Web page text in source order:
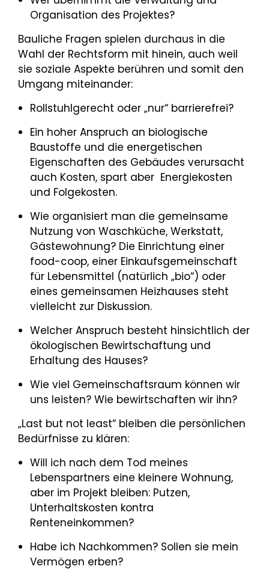
Organisation des Projektes?
Bauliche Fragen spielen durchaus in die
Wahl der Rechtsform mit hinein, auch weil
sie soziale Aspekte berühren und somit den
Umgang miteinander:
Rollstuhlgerecht oder „nur“ barrierefrei?
Ein hoher Anspruch an biologische
Baustoffe und die energetischen
Eigenschaften des Gebäudes verursacht
auch Kosten, spart aber Energiekosten
und Folgekosten.
Wie organisiert man die gemeinsame
Nutzung von Waschküche, Werkstatt,
Gästewohnung? Die Einrichtung einer
food-coop, einer Einkaufsgemeinschaft
für Lebensmittel (natürlich „bio“) oder
eines gemeinsamen Heizhauses steht
vielleicht zur Diskussion.
Welcher Anspruch besteht hinsichtlich der
ökologischen Bewirtschaftung und
Erhaltung des Hauses?
Wie viel Gemeinschaftsraum können wir
uns leisten? Wie bewirtschaften wir ihn?
„Last but not least“ bleiben die persönlichen
Bedürfnisse zu klären:
Will ich nach dem Tod meines
Lebenspartners eine kleinere Wohnung,
aber im Projekt bleiben: Putzen,
Unterhaltskosten kontra
Renteneinkommen?
Habe ich Nachkommen? Sollen sie mein
Vermögen erben?